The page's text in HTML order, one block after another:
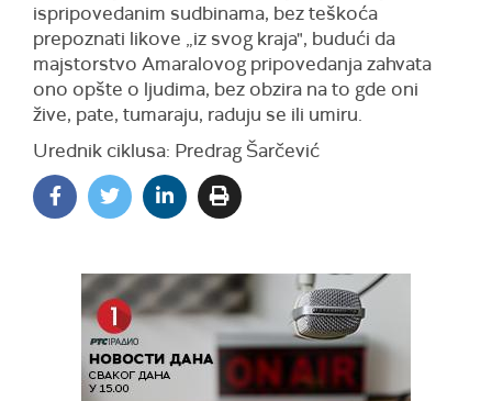
ispripovedanim sudbinama, bez teškoća
prepoznati likove „iz svog kraja", budući da
majstorstvo Amaralovog pripovedanja zahvata
ono opšte o ljudima, bez obzira na to gde oni
žive, pate, tumaraju, raduju se ili umiru.
Urednik ciklusa: Predrag Šarčević